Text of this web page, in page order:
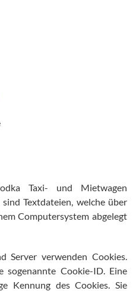
Taxi- und Mietwagen
Textdateien, welche über
Computersystem abgelegt
Server verwenden Cookies.
sogenannte Cookie-ID. Eine
Kennung des Cookies. Sie